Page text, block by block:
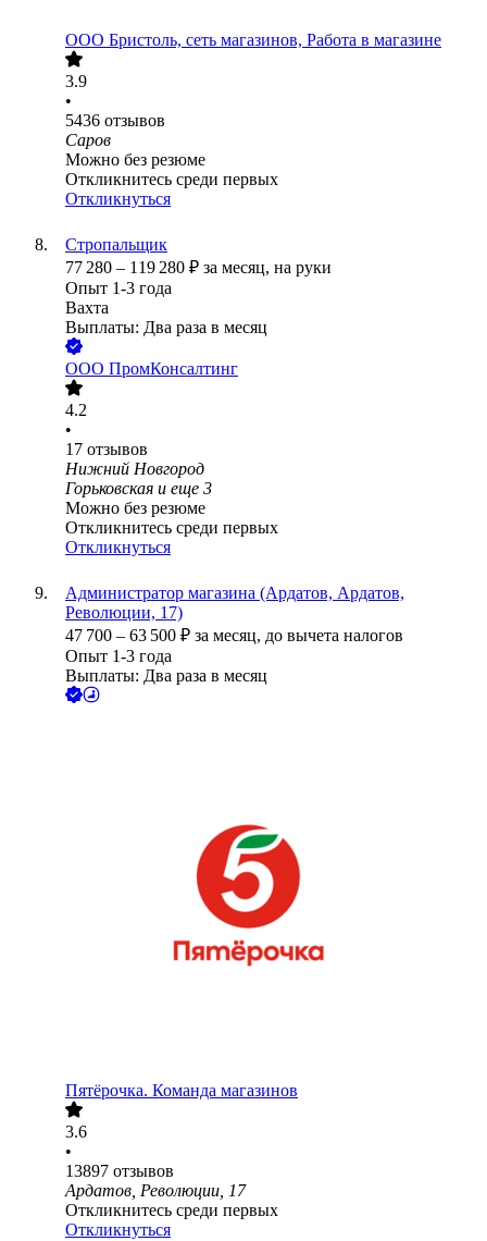
ООО Бристоль, сеть магазинов, Работа в магазине
3.9
•
5436 отзывов
Саров
Можно без резюме
Откликнитесь среди первых
Откликнуться
Стропальщик
77 280 – 119 280 ₽ за месяц, на руки
Опыт 1-3 года
Вахта
Выплаты: Два раза в месяц
ООО ПромКонсалтинг
4.2
•
17 отзывов
Нижний Новгород
Горьковская и еще 3
Можно без резюме
Откликнитесь среди первых
Откликнуться
Администратор магазина (Ардатов, Ардатов,
Революции, 17)
47 700 – 63 500 ₽ за месяц, до вычета налогов
Опыт 1-3 года
Выплаты: Два раза в месяц
Пятёрочка. Команда магазинов
3.6
•
13897 отзывов
Ардатов, Революции, 17
Откликнитесь среди первых
Откликнуться